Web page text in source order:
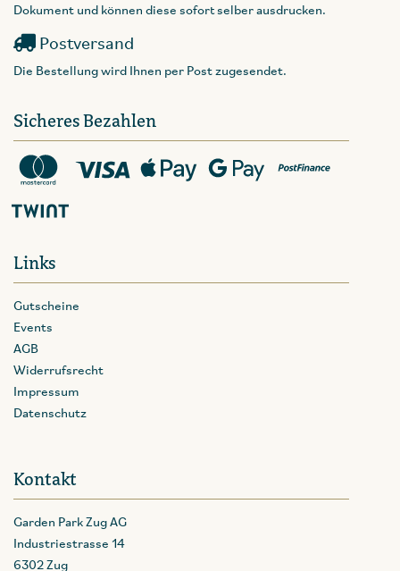
Dokument und können diese sofort selber ausdrucken.
Postversand
Die Bestellung wird Ihnen per Post zugesendet.
Sicheres Bezahlen
Links
Gutscheine
Events
AGB
Widerrufsrecht
Impressum
Datenschutz
Kontakt
Garden Park Zug AG
Industriestrasse 14
6302 Zug